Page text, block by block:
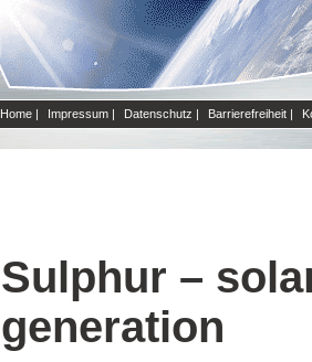
Home | Impressum | Datenschutz | Barrierefreiheit |
Sulphur –
generation